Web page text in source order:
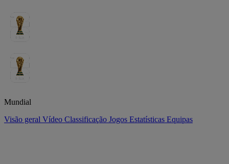
Mundial
Visão geral Vídeo Classificação Jogos Estatísticas Equipas